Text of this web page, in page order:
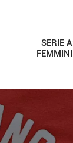
SERIE